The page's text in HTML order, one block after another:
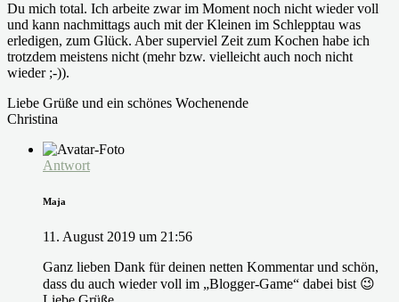
Du mich total. Ich arbeite zwar im Moment noch nicht wieder voll
und kann nachmittags auch mit der Kleinen im Schlepptau was
erledigen, zum Glück. Aber superviel Zeit zum Kochen habe ich
trotzdem meistens nicht (mehr bzw. vielleicht auch noch nicht
wieder ;-)).
Liebe Grüße und ein schönes Wochenende
Christina
Antwort
Maja
11. August 2019 um 21:56
Ganz lieben Dank für deinen netten Kommentar und schön,
dass du auch wieder voll im „Blogger-Game“ dabei bist 😉